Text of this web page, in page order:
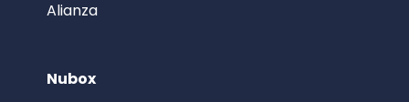
Alianza
Nubox